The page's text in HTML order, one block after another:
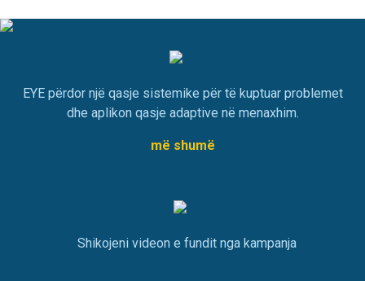
EYE përdor një qasje sistemike për të kuptuar problemet
dhe aplikon qasje adaptive në menaxhim.
më shumë
Shikojeni videon e fundit nga kampanja